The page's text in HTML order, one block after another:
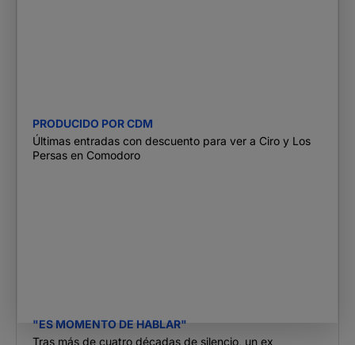
PRODUCIDO POR CDM
Últimas entradas con descuento para ver a Ciro y Los
Persas en Comodoro
"ES MOMENTO DE HABLAR"
Tras más de cuatro décadas de silencio, un ex